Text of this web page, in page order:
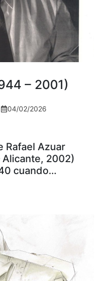
– 2001)
04/02/2026
Rafael Azuar
Alicante, 2002)
cuando…